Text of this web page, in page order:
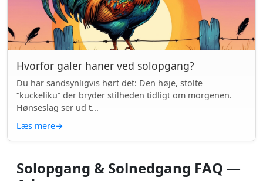
Hvorfor galer haner ved solopgang?
Du har sandsynligvis hørt det: Den høje, stolte
“kuckeliku” der bryder stilheden tidligt om morgenen.
Hønseslag ser ud t...
Læs mere→
Solopgang & Solnedgang FAQ —